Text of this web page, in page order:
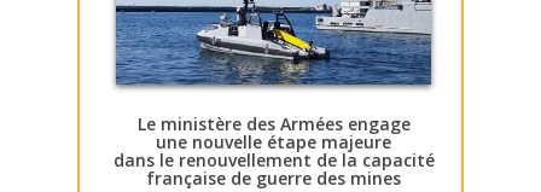
Le ministère des Armées engage
une nouvelle étape majeure
dans le renouvellement de la capacité
française de guerre des mines